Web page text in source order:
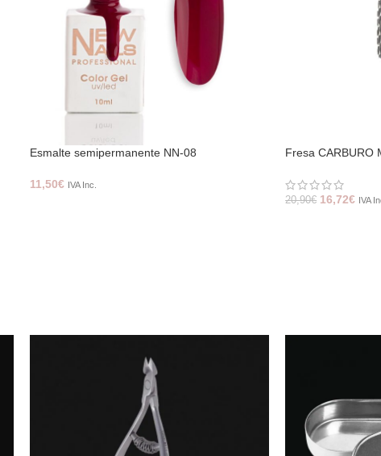
Esmalte semipermanente NN-08
11,50€ IVA Inc.
Fresa CARBURO
20,90€ 16,72€ IVA